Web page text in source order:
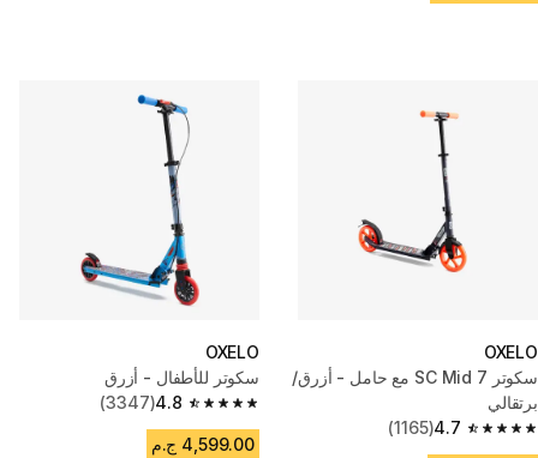
OXELO
سكوتر SC Mid 7 مع حامل - أزرق/
برتقالي
4.7
4.7 out of 5 stars from 1165 reviews
(1165)
OXELO
سكوتر للأطفال - أزرق
4.8
4.8 out of 5 stars from 3347 reviews
(3347)
4,599.00 ج.م